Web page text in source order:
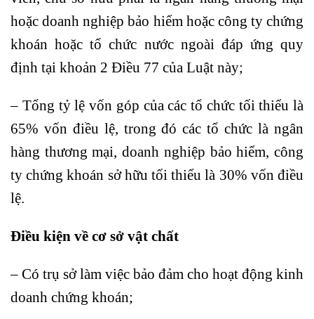
hoặc doanh nghiệp bảo hiểm hoặc công ty chứng
khoán hoặc tổ chức nước ngoài đáp ứng quy
định tại khoản 2 Điều 77 của Luật này;
– Tổng tỷ lệ vốn góp của các tổ chức tối thiểu là
65% vốn điều lệ, trong đó các tổ chức là ngân
hàng thương mại, doanh nghiệp bảo hiểm, công
ty chứng khoán sở hữu tối thiểu là 30% vốn điều
lệ.
Điều kiện về cơ sở vật chất
– Có trụ sở làm việc bảo đảm cho hoạt động kinh
doanh chứng khoán;